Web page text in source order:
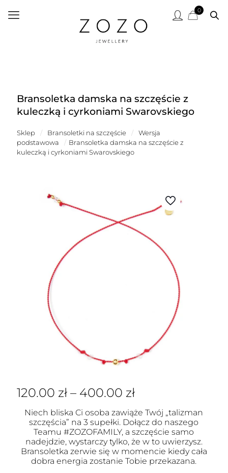
0
Bransoletka damska na szczęście z
kuleczką i cyrkoniami Swarovskiego
Sklep / Bransoletki na szczęście /
Wersja
podstawowa
/ Bransoletka damska na szczęście z
kuleczką i cyrkoniami Swarovskiego
120.00 zł – 400.00 zł
Niech bliska Ci osoba zawiąże Twój „talizman
szczęścia” na 3 supełki. Dołącz do naszego
Teamu #ZOZOFAMILY, a szczęście samo
nadejdzie, wystarczy tylko, że w to uwierzysz.
Bransoletka zerwie się w momencie kiedy cała
dobra energia zostanie Tobie przekazana.